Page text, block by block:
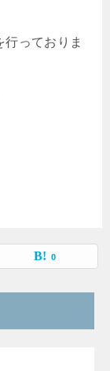
っておりま
0